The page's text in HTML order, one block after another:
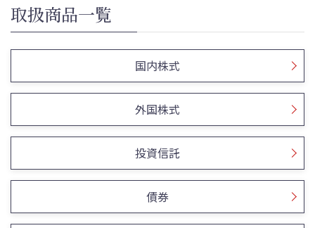
取扱商品一覧
国内株式
外国株式
投資信託
債券